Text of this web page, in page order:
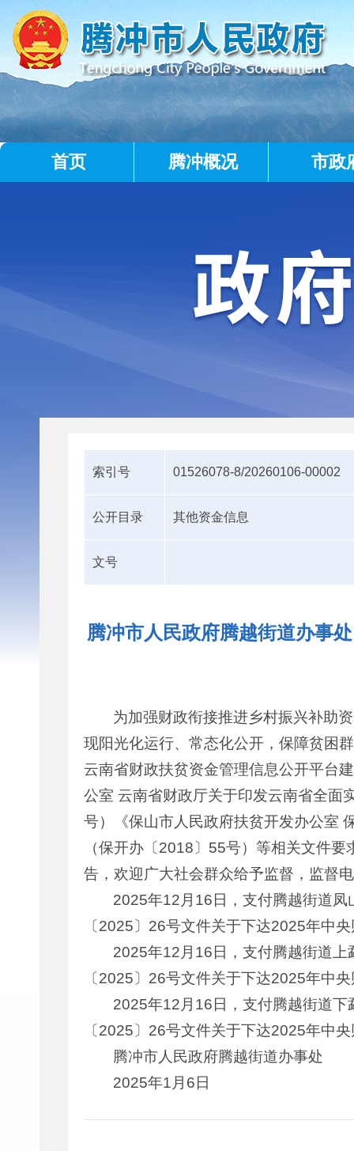
首页 腾冲概况 市政
索引号 01526078-8/20260106-00002
公开目录 其他资金信息
文号
腾冲市人民政府腾越街道办事
为加强财政衔接推进乡村振兴补助
现阳光化运行、常态化公开，保障贫困
云南省财政扶贫资金管理信息公开平台
公室 云南省财政厅关于印发云南省全面
号）《保山市人民政府扶贫开发办公室
（保开办〔2018〕55号）等相关文件
告，欢迎广大社会群众给予监督，监督
2025年12月16日，支付腾越街道
〔2025〕26号文件关于下达2025年中
2025年12月16日，支付腾越街道
〔2025〕26号文件关于下达2025年中
2025年12月16日，支付腾越街道
〔2025〕26号文件关于下达2025年中
腾冲市人民政府腾越街道办事处
2025年1月6日